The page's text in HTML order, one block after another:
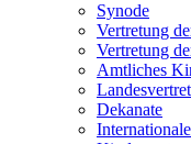
Synode
Vertretung
Vertretung
Amtliches
Dekanate